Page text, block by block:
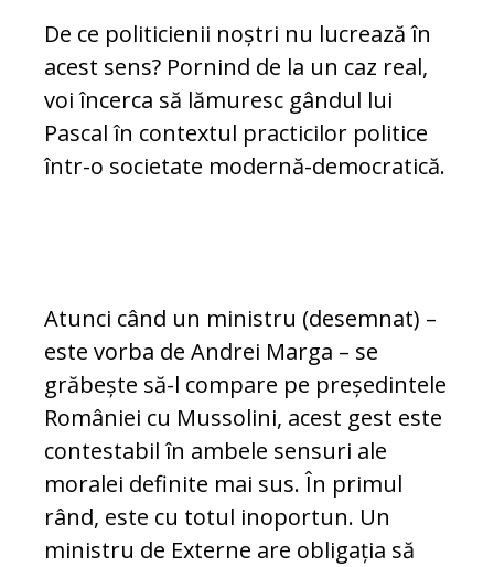
De ce politicienii noștri nu lucrează în
acest sens? Pornind de la un caz real,
voi încerca să lămuresc gândul lui
Pascal în contextul practicilor politice
într-o so­ci­etate modernă-democratică.
Atunci când un ministru (desemnat) –
es­te vorba de Andrei Marga – se
grăbește să-l compare pe președintele
României cu Mussolini, acest gest este
contestabil în ambele sensuri ale
moralei definite mai sus. În primul
rând, este cu totul ino­portun. Un
ministru de Externe are obli­gația să